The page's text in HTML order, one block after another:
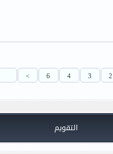
2
3
4
6
>
التقويم